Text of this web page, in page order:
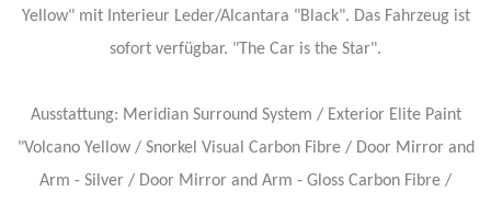
Yellow" mit Interieur Leder/Alcantara "Black". Das Fahrzeug ist
sofort verfügbar. "The Car is the Star".
Ausstattung: Meridian Surround System / Exterior Elite Paint
"Volcano Yellow / Snorkel Visual Carbon Fibre / Door Mirror and
Arm - Silver / Door Mirror and Arm - Gloss Carbon Fibre /